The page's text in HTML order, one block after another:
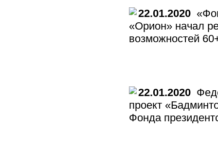
22.01.2020
«Орион» начал
возможностей
22.01.2020
проект
Фонда